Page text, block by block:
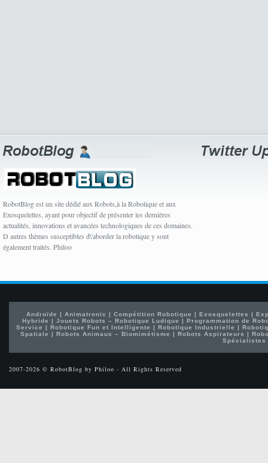
RobotBlog est un site dédié aux Robots,à la Robotique et aux
Exosquelettes, ayant pour objectif de présenter les dernières
actualités, innovations et avancées technologiques de ces domaines.
D autres thèmes susceptibles d\'aborder la robotique y sont
également traités. Philoo
Androïde | Animatronic | Compétition Robotique | Exosquelettes |
Hybride |Jouets Robots – Robotique Ludique |Programmation de
Service | Robotique Fun et Intelligente | Robotique Industrielle |
Spatiale | Robots Animaux – Biomimétisme | Robots Aspirateurs |
Spécialistes
2007-2026 © RobotBlog by Philoo - All Rights Reserved